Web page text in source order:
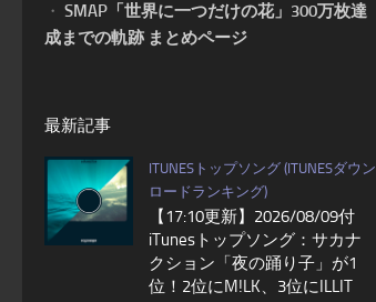
・ SMAP「世界に一つだけの花」300万枚達
成までの軌跡 まとめページ
最新記事
ITUNESトップソング (ITUNESダウン
ロードランキング)
【17:10更新】2026/08/09付
iTunesトップソング：サカナ
クション「夜の踊り子」が1
位！2位にM!LK、3位にILLIT